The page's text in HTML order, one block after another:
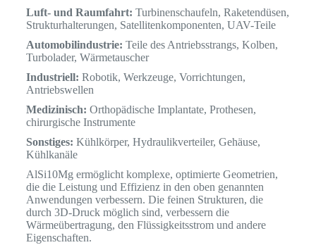
Luft- und Raumfahrt: Turbinenschaufeln, Raketendüsen,
Strukturhalterungen, Satellitenkomponenten, UAV-Teile
Automobilindustrie: Teile des Antriebsstrangs, Kolben,
Turbolader, Wärmetauscher
Industriell: Robotik, Werkzeuge, Vorrichtungen,
Antriebswellen
Medizinisch: Orthopädische Implantate, Prothesen,
chirurgische Instrumente
Sonstiges: Kühlkörper, Hydraulikverteiler, Gehäuse,
Kühlkanäle
AlSi10Mg ermöglicht komplexe, optimierte Geometrien,
die die Leistung und Effizienz in den oben genannten
Anwendungen verbessern. Die feinen Strukturen, die
durch 3D-Druck möglich sind, verbessern die
Wärmeübertragung, den Flüssigkeitsstrom und andere
Eigenschaften.